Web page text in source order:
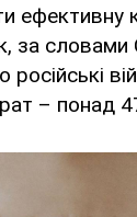
ефективну
за словами
російські
– понад